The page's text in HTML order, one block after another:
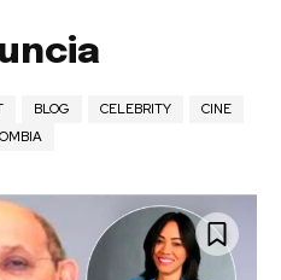
BLOG CELEBRITY
CINE